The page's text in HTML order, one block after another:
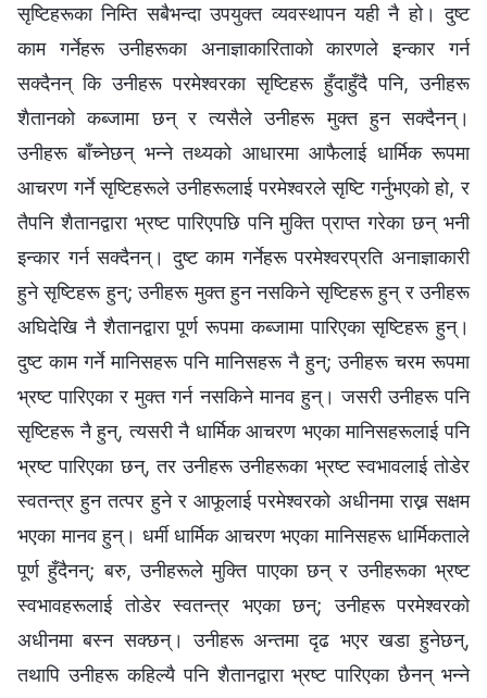
सृष्टिहरूका निम्ति सबैभन्दा उपयुक्त व्यवस्थापन यही नै हो। दुष्ट
काम गर्नेहरू उनीहरूका अनाज्ञाकारिताको कारणले इन्कार गर्न
सक्दैनन् कि उनीहरू परमेश्‍वरका सृष्टिहरू हुँदाहुँदै पनि, उनीहरू
शैतानको कब्जामा छन् र त्यसैले उनीहरू मुक्त हुन सक्दैनन्।
उनीहरू बाँच्नेछन् भन्ने तथ्यको आधारमा आफैलाई धार्मिक रूपमा
आचरण गर्ने सृष्टिहरूले उनीहरूलाई परमेश्‍वरले सृष्टि गर्नुभएको हो, र
तैपनि शैतानद्वारा भ्रष्ट पारिएपछि पनि मुक्ति प्राप्‍त गरेका छन् भनी
इन्कार गर्न सक्दैनन्। दुष्ट काम गर्नेहरू परमेश्‍वरप्रति अनाज्ञाकारी
हुने सृष्टिहरू हुन्; उनीहरू मुक्त हुन नसकिने सृष्टिहरू हुन् र उनीहरू
अघिदेखि नै शैतानद्वारा पूर्ण रूपमा कब्जामा पारिएका सृष्टिहरू हुन्।
दुष्ट काम गर्ने मानिसहरू पनि मानिसहरू नै हुन्; उनीहरू चरम रूपमा
भ्रष्ट पारिएका र मुक्त गर्न नसकिने मानव हुन्। जसरी उनीहरू पनि
सृष्टिहरू नै हुन्, त्यसरी नै धार्मिक आचरण भएका मानिसहरूलाई पनि
भ्रष्ट पारिएका छन्, तर उनीहरू उनीहरूका भ्रष्ट स्वभावलाई तोडेर
स्वतन्त्र हुन तत्पर हुने र आफूलाई परमेश्‍वरको अधीनमा राख्न सक्षम
भएका मानव हुन्। धर्मी धार्मिक आचरण भएका मानिसहरू धार्मिकताले
पूर्ण हुँदैनन्; बरु, उनीहरूले मुक्ति पाएका छन् र उनीहरूका भ्रष्ट
स्वभावहरूलाई तोडेर स्वतन्त्र भएका छन्; उनीहरू परमेश्‍वरको
अधीनमा बस्न सक्छन्। उनीहरू अन्तमा दृढ भएर खडा हुनेछन्,
तथापि उनीहरू कहिल्यै पनि शैतानद्वारा भ्रष्ट पारिएका छैनन् भन्ने